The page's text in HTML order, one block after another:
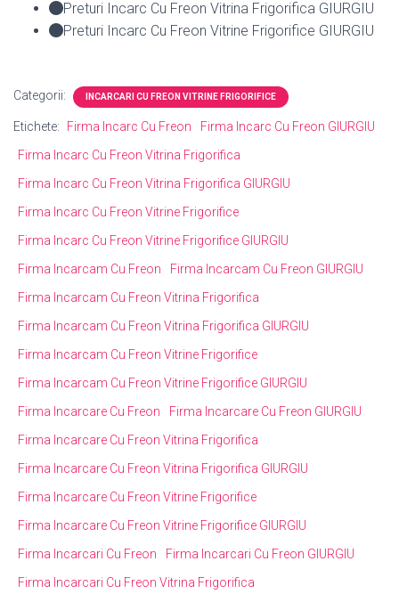
Preturi Incarc Cu Freon Vitrina Frigorifica GIURGIU
Preturi Incarc Cu Freon Vitrine Frigorifice GIURGIU
Categorii: INCARCARI CU FREON VITRINE FRIGORIFICE
Etichete: Firma Incarc Cu Freon
Firma Incarc Cu Freon GIURGIU
Firma Incarc Cu Freon Vitrina Frigorifica
Firma Incarc Cu Freon Vitrina Frigorifica GIURGIU
Firma Incarc Cu Freon Vitrine Frigorifice
Firma Incarc Cu Freon Vitrine Frigorifice GIURGIU
Firma Incarcam Cu Freon
Firma Incarcam Cu Freon GIURGIU
Firma Incarcam Cu Freon Vitrina Frigorifica
Firma Incarcam Cu Freon Vitrina Frigorifica GIURGIU
Firma Incarcam Cu Freon Vitrine Frigorifice
Firma Incarcam Cu Freon Vitrine Frigorifice GIURGIU
Firma Incarcare Cu Freon
Firma Incarcare Cu Freon GIURGIU
Firma Incarcare Cu Freon Vitrina Frigorifica
Firma Incarcare Cu Freon Vitrina Frigorifica GIURGIU
Firma Incarcare Cu Freon Vitrine Frigorifice
Firma Incarcare Cu Freon Vitrine Frigorifice GIURGIU
Firma Incarcari Cu Freon
Firma Incarcari Cu Freon GIURGIU
Firma Incarcari Cu Freon Vitrina Frigorifica